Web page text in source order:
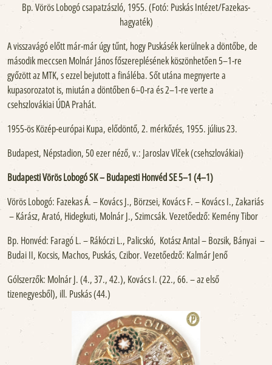
Bp. Vörös Lobogó csapatzászló, 1955. (Fotó: Puskás Intézet/Fazekas-
hagyaték)
A visszavágó előtt már-már úgy tűnt, hogy Puskásék kerülnek a döntőbe, de
második meccsen Molnár János főszereplésének köszönhetően 5–1-re
győzött az MTK, s ezzel bejutott a fináléba. Sőt utána megnyerte a
kupasorozatot is, miután a döntőben 6–0-ra és 2–1-re verte a
csehszlovákiai ÚDA Prahát.
1955-ös Közép-európai Kupa, elődöntő, 2. mérkőzés, 1955. július 23.
Budapest, Népstadion, 50 ezer néző, v.: Jaroslav Vlček (csehszlovákiai)
Budapesti Vörös Lobogó SK – Budapesti Honvéd SE 5–1 (4–1)
Vörös Lobogó: Fazekas Á. – Kovács J., Börzsei, Kovács F. – Kovács I., Zakariás
– Kárász, Arató, Hidegkuti, Molnár J., Szimcsák. Vezetőedző: Kemény Tibor
Bp. Honvéd: Faragó L. – Rákóczi L., Palicskó, Kotász Antal – Bozsik, Bányai –
Budai II, Kocsis, Machos, Puskás, Czibor. Vezetőedző: Kalmár Jenő
Gólszerzők: Molnár J. (4., 37., 42.), Kovács I. (22., 66. – az első
tizenegyesből), ill. Puskás (44.)